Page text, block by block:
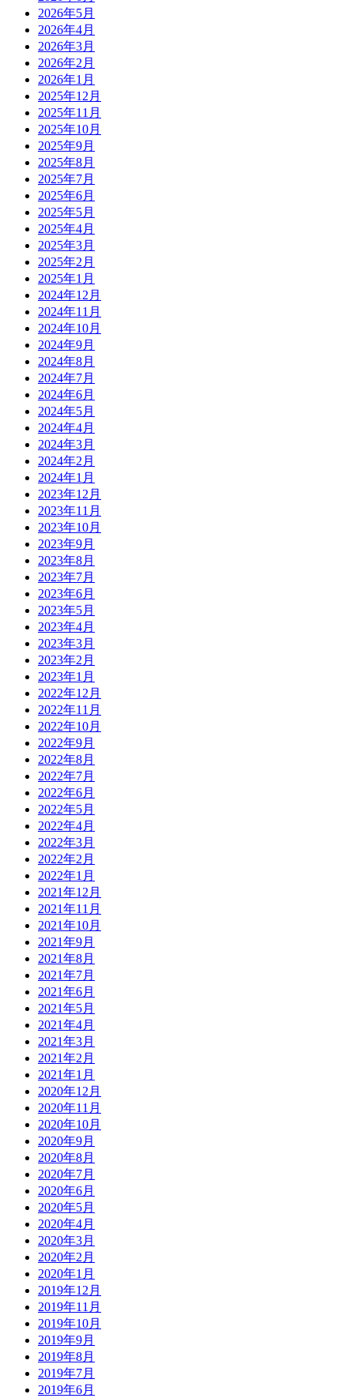
2026年5月
2026年4月
2026年3月
2026年2月
2026年1月
2025年12月
2025年11月
2025年10月
2025年9月
2025年8月
2025年7月
2025年6月
2025年5月
2025年4月
2025年3月
2025年2月
2025年1月
2024年12月
2024年11月
2024年10月
2024年9月
2024年8月
2024年7月
2024年6月
2024年5月
2024年4月
2024年3月
2024年2月
2024年1月
2023年12月
2023年11月
2023年10月
2023年9月
2023年8月
2023年7月
2023年6月
2023年5月
2023年4月
2023年3月
2023年2月
2023年1月
2022年12月
2022年11月
2022年10月
2022年9月
2022年8月
2022年7月
2022年6月
2022年5月
2022年4月
2022年3月
2022年2月
2022年1月
2021年12月
2021年11月
2021年10月
2021年9月
2021年8月
2021年7月
2021年6月
2021年5月
2021年4月
2021年3月
2021年2月
2021年1月
2020年12月
2020年11月
2020年10月
2020年9月
2020年8月
2020年7月
2020年6月
2020年5月
2020年4月
2020年3月
2020年2月
2020年1月
2019年12月
2019年11月
2019年10月
2019年9月
2019年8月
2019年7月
2019年6月